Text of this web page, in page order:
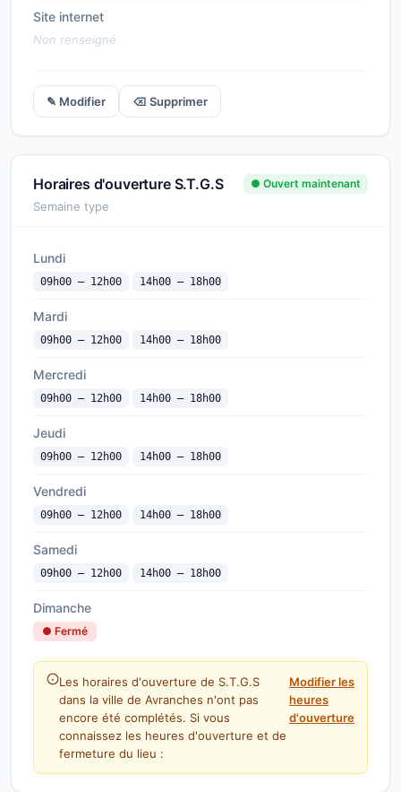
Site internet
Non renseigné
✎ Modifier ⌫ Supprimer
Horaires d'ouverture S.T.G.S ● Ouvert maintenant
Semaine type
Lundi
09h00 — 12h00 14h00 — 18h00
Mardi
09h00 — 12h00 14h00 — 18h00
Mercredi
09h00 — 12h00 14h00 — 18h00
Jeudi
09h00 — 12h00 14h00 — 18h00
Vendredi
09h00 — 12h00 14h00 — 18h00
Samedi
09h00 — 12h00 14h00 — 18h00
Dimanche
● Fermé
Les horaires d'ouverture de S.T.G.S
dans la ville de Avranches n'ont pas
encore été complétés. Si vous
connaissez les heures d'ouverture et de
fermeture du lieu :
Modifier les
heures
d'ouverture